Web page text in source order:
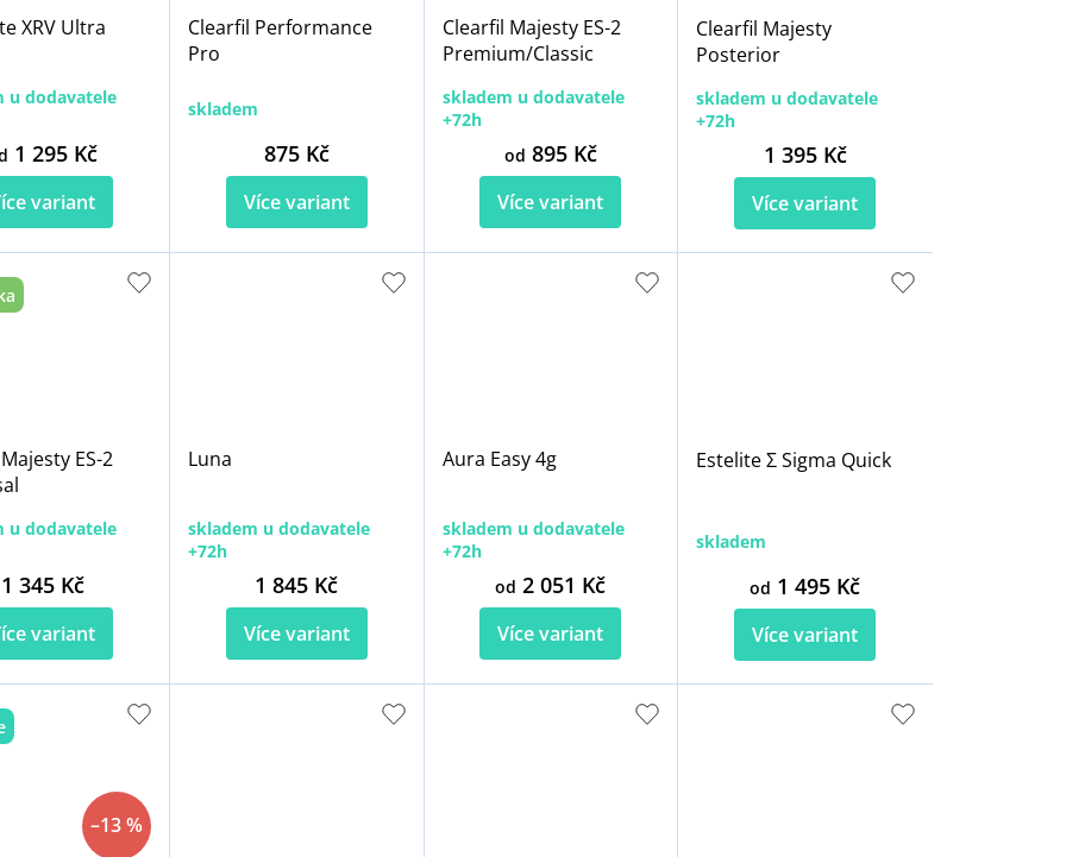
XRV Ultra
u dodavatele
1 295 Kč
variant
Clearfil Performance
Pro
skladem
875 Kč
Více variant
Clearfil Majesty ES-2
Premium/Classic
skladem u dodavatele
+72h
od 895 Kč
Více variant
Clearfil Majesty
Posterior
skladem u dodavatele
+72h
1 395 Kč
Více variant
ES-2
u dodavatele
1 345 Kč
variant
Luna
skladem u dodavatele
+72h
1 845 Kč
Více variant
Aura Easy 4g
skladem u dodavatele
+72h
od 2 051 Kč
Více variant
Estelite Σ Sigma Quick
skladem
od 1 495 Kč
Více variant
–13 %